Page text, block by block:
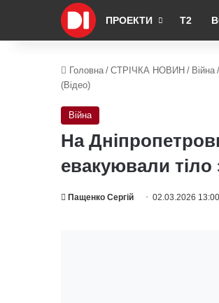
ПРОЕКТИ Т2
Головна / СТРІЧКА НОВИН / Війна /
(Відео)
Війна
На
евакуювали тіло
Пащенко Сергій 02.03.2026 13:00